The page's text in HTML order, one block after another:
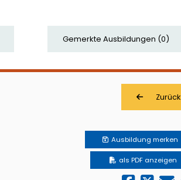
Gemerkte Ausbildungen (0)
Zurück
Ausbildung merken
als PDF anzeigen